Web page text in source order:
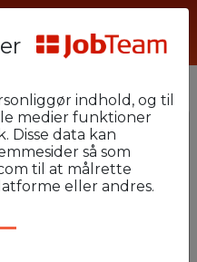
indhold, og til
medier funktioner
Disse data kan
så som
til at målrette
eller andres.